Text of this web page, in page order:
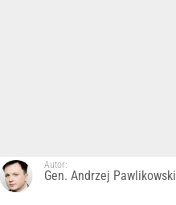
Autor:
Gen. Andrzej Pawlikowski